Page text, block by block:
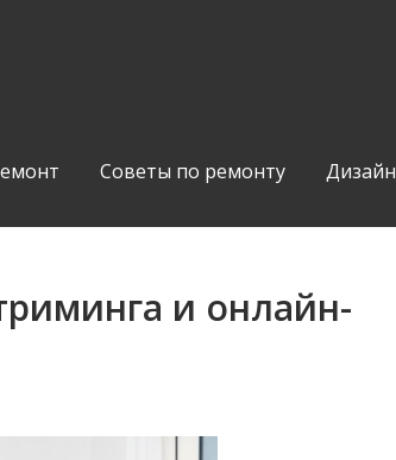
Советы по ремонту Дизайн
и онлайн-